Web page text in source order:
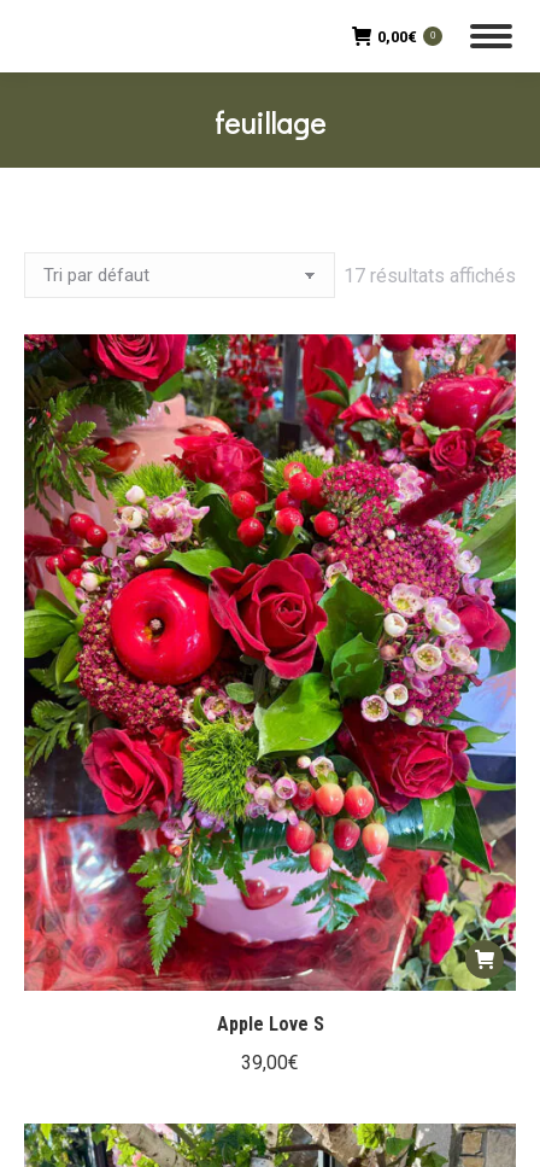
0,00€ 0
feuillage
17 résultats affichés
Apple Love S
39,00€